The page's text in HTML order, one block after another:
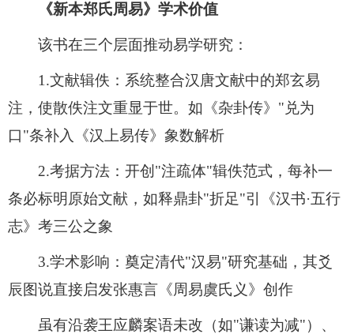
《新本郑氏周易》学术价值
该书在三个层面推动易学研究：
1.文献辑佚：系统整合汉唐文献中的郑玄易
注，使散佚注文重显于世。如《杂卦传》"兑为
口"条补入《汉上易传》象数解析
2.考据方法：开创"注疏体"辑佚范式，每补一
条必标明原始文献，如释鼎卦"折足"引《汉书·五行
志》考三公之象
3.学术影响：奠定清代"汉易"研究基础，其爻
辰图说直接启发张惠言《周易虞氏义》创作
虽有沿袭王应麟案语未改（如"谦读为减"）、